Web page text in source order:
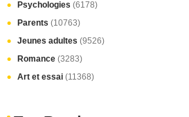
Psychologies (6178)
Parents (10763)
Jeunes adultes (9526)
Romance (3283)
Art et essai (11368)